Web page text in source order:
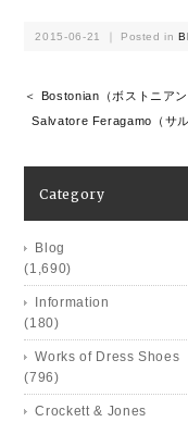
2015-06-21 ｜ Posted in
＜ Bostonian（ボストニア
Salvatore Feragamo（サ
Category
Blog
(1,690)
Information
(180)
Works of Dress Shoes
(796)
Crockett & Jones